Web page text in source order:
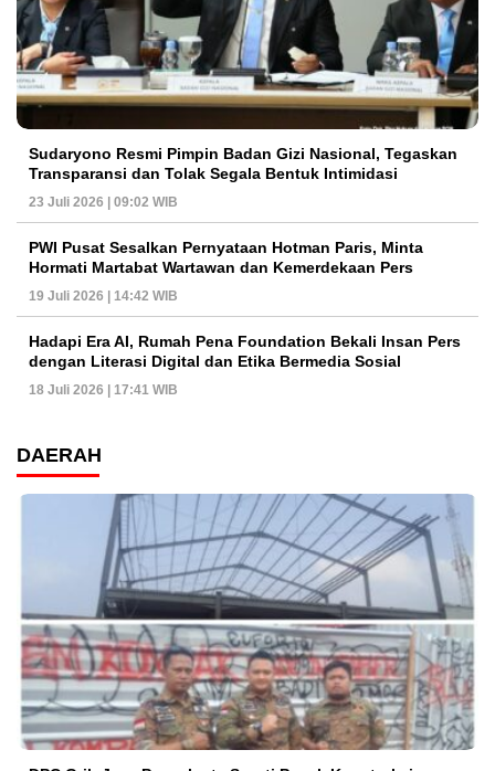
Sudaryono Resmi Pimpin Badan Gizi Nasional, Tegaskan
Transparansi dan Tolak Segala Bentuk Intimidasi
23 Juli 2026 | 09:02 WIB
PWI Pusat Sesalkan Pernyataan Hotman Paris, Minta
Hormati Martabat Wartawan dan Kemerdekaan Pers
19 Juli 2026 | 14:42 WIB
Hadapi Era AI, Rumah Pena Foundation Bekali Insan Pers
dengan Literasi Digital dan Etika Bermedia Sosial
18 Juli 2026 | 17:41 WIB
DAERAH